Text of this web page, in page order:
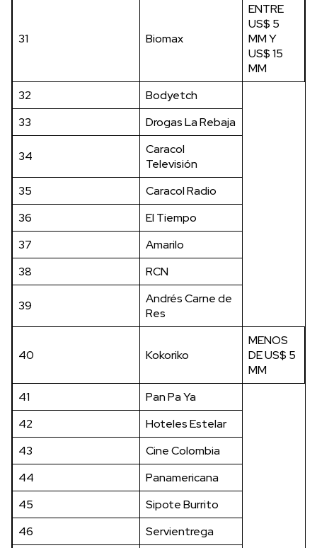
31 Biomax
ENTRE
US$ 5
MM Y
US$ 15
MM
32
Bodyetch
33
Drogas La Rebaja
34
Caracol
Televisión
35
Caracol Radio
36
El Tiempo
37
Amarilo
38
RCN
39
Andrés Carne de
Res
40 Kokoriko
MENOS
DE US$ 5
MM
41
Pan Pa Ya
42
Hoteles Estelar
43
Cine Colombia
44
Panamericana
45
Sipote Burrito
46
Servientrega